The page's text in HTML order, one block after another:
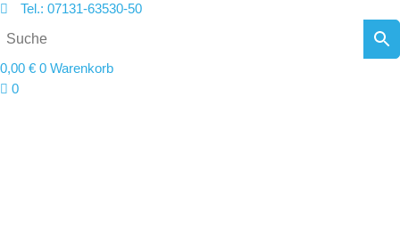
Tel.: 07131-63530-50
0,00 € 0 Warenkorb
0